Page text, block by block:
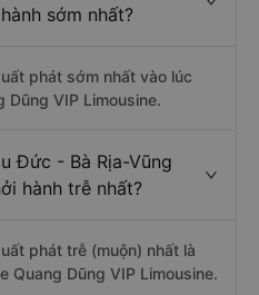
sớm nhất?
phát sớm nhất vào lúc
Dũng VIP Limousine.
Đức - Bà Rịa-Vũng
hành trễ nhất?
phát trễ (muộn) nhất là
Quang Dũng VIP Limousine.